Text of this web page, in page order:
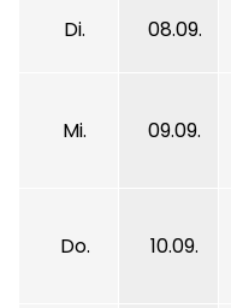
Di. 08.09.
Mi. 09.09.
Do. 10.09.